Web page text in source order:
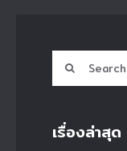
Search
for:
เรื่องล่าสุด